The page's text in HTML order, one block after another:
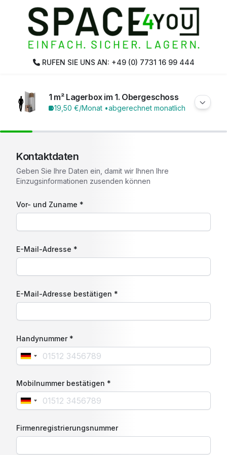
RUFEN SIE UNS AN: +49 (0) 7731 16 99 444
1 m² Lagerbox im 1. Obergeschoss
19,50 €/Monat •abgerechnet monatlich
Kontaktdaten
Geben Sie Ihre Daten ein, damit wir Ihnen Ihre
Einzugsinformationen zusenden können
Vor- und Zuname *
E-Mail-Adresse *
E-Mail-Adresse bestätigen *
Handynummer *
Mobilnummer bestätigen *
Firmenregistrierungsnummer